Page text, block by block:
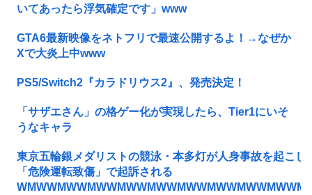
いてあったら浮気確定です」www
GTA6最新映像をネトフリで最速公開するよ！→なぜか
Xで大炎上中www
PS5/Switch2『カラドリウス2』、発売決定！
「サザエさん」の格ゲー化が実現したら、Tier1にいそ
うなキャラ
東京五輪銀メダリストの競泳・本多灯が人身事故を起こし
「危険運転致傷」で起訴される